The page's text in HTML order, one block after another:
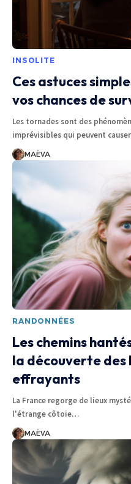
INSOLITE
Ces astuces
vos chances de
Les tornades sont des
imprévisibles qui peuvent causer
MAËVA
RANDONNÉES
Les chemins
la découverte des
effrayants
La France regorge de lieux
l'étrange côtoie…
MAËVA